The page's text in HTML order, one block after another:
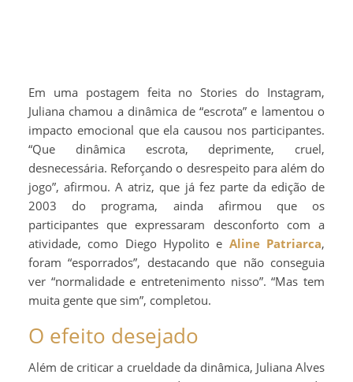
Em uma postagem feita no Stories do Instagram,
Juliana chamou a dinâmica de “escrota” e lamentou o
impacto emocional que ela causou nos participantes.
“Que dinâmica escrota, deprimente, cruel,
desnecessária. Reforçando o desrespeito para além do
jogo”, afirmou. A atriz, que já fez parte da edição de
2003 do programa, ainda afirmou que os
participantes que expressaram desconforto com a
atividade, como Diego Hypolito e Aline Patriarca,
foram “esporrados”, destacando que não conseguia
ver “normalidade e entretenimento nisso”. “Mas tem
muita gente que sim”, completou.
O efeito desejado
Além de criticar a crueldade da dinâmica, Juliana Alves